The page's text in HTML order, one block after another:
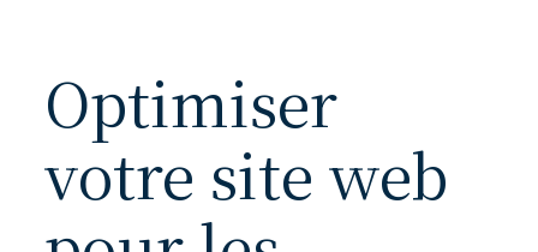
Optimiser
votre site web